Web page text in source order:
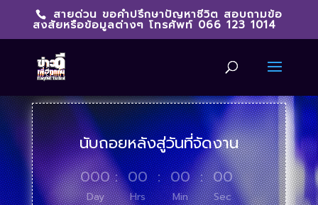
สายด่วน ขอคำปรึกษาปัญหาชีวิต สอบถามข้อ
สงสัยหรือข้อมูลต่างๆ โทรศัพท์ 066 123 1014
นับถอยหลังสู่วันที่จัดงาน
000
Day
: 00
Hrs
: 00
Min
: 00
Sec